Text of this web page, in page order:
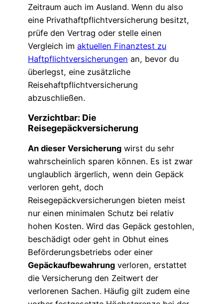
Zeitraum auch im Ausland. Wenn du also
eine Privathaftpflichtversicherung besitzt,
prüfe den Vertrag oder stelle einen
Vergleich im aktuellen Finanztest zu
Haftpflichtversicherungen an, bevor du
überlegst, eine zusätzliche
Reisehaftpflichtversicherung
abzuschließen.
Verzichtbar: Die
Reisegepäckversicherung
An dieser Versicherung wirst du sehr
wahrscheinlich sparen können. Es ist zwar
unglaublich ärgerlich, wenn dein Gepäck
verloren geht, doch
Reisegepäckversicherungen bieten meist
nur einen minimalen Schutz bei relativ
hohen Kosten. Wird das Gepäck gestohlen,
beschädigt oder geht in Obhut eines
Beförderungsbetriebs oder einer
Gepäckaufbewahrung verloren, erstattet
die Versicherung den Zeitwert der
verlorenen Sachen. Häufig gilt zudem eine